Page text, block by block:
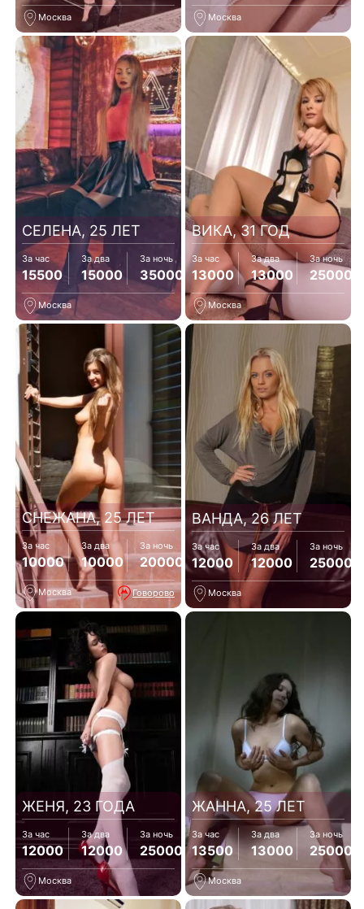
Москва Москва
СЕЛЕНА, 25 ЛЕТ
За час
15500
За два
15000
За ночь
35000
Москва
ВИКА, 31 ГОД
За час
13000
За два
13000
За ночь
25000
Москва
СНЕЖАНА, 25 ЛЕТ
За час
10000
За два
10000
За ночь
20000
Москва Говорово
ВАНДА, 26 ЛЕТ
За час
12000
За два
12000
За ночь
25000
Москва
ЖЕНЯ, 23 ГОДА
За час
12000
За два
12000
За ночь
25000
Москва
ЖАННА, 25 ЛЕТ
За час
13500
За два
13000
За ночь
25000
Москва